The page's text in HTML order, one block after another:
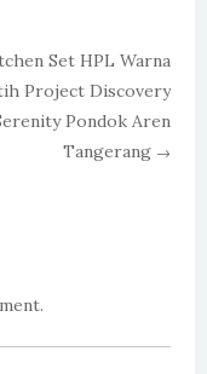
Set HPL Warna
Project Discovery
Pondok Aren
Tangerang →